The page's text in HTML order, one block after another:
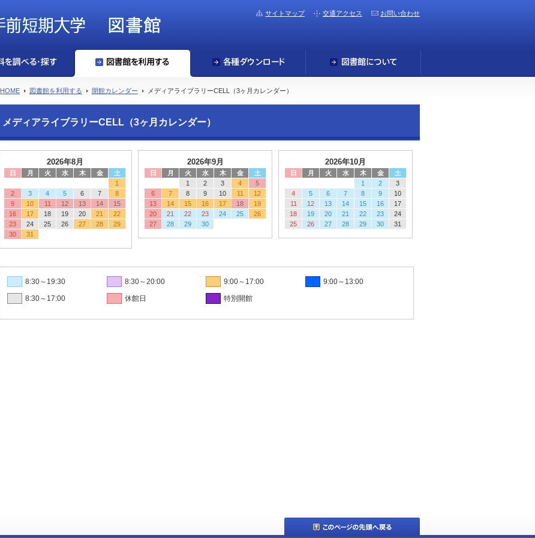
サイトマップ 交通アクセス お問い合わせ
HOME 図書館を利用する 開館カレンダー メディアライブラリーCELL（3ヶ月カレンダー）
メディアライブラリーCELL（3ヶ月カレンダー）
2026年8月
日 月 火 水 木 金
土
1
2
3 4 5 6 7
8
9
10 11 12 13 14
15
16
17 18 19 20 21
22
23
24 25 26 27 28
29
30
31
2026年9月
日 月 火 水 木 金
土
1
2 3 4
5
6
7 8 9 10 11
12
13
14 15 16 17 18
19
20
21 22 23 24 25
26
27
28 29 30
2026年10月
日 月 火 水 木 金
土
1
2
3
4
5 6 7 8 9
10
11
12 13 14 15 16
17
18
19 20 21 22 23
24
25
26 27 28 29 30 31
8:30～19:30 8:30～20:00 9:00～17:00
9:00～13:00
8:30～17:00
休館日 特別開館